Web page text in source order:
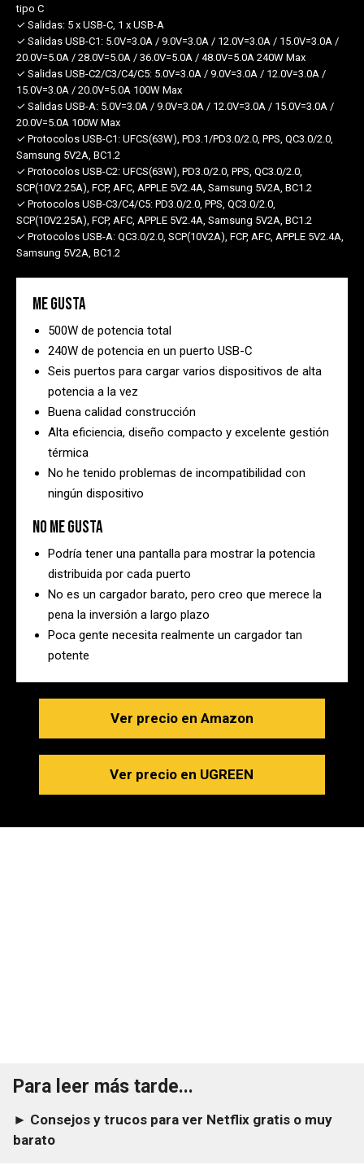
tipo C
✓ Salidas: 5 x USB-C, 1 x USB-A
✓ Salidas USB-C1: 5.0V=3.0A / 9.0V=3.0A / 12.0V=3.0A / 15.0V=3.0A /
20.0V=5.0A / 28.0V=5.0A / 36.0V=5.0A / 48.0V=5.0A 240W Max
✓ Salidas USB-C2/C3/C4/C5: 5.0V=3.0A / 9.0V=3.0A / 12.0V=3.0A /
15.0V=3.0A / 20.0V=5.0A 100W Max
✓ Salidas USB-A: 5.0V=3.0A / 9.0V=3.0A / 12.0V=3.0A / 15.0V=3.0A /
20.0V=5.0A 100W Max
✓ Protocolos USB-C1: UFCS(63W), PD3.1/PD3.0/2.0, PPS, QC3.0/2.0,
Samsung 5V2A, BC1.2
✓ Protocolos USB-C2: UFCS(63W), PD3.0/2.0, PPS, QC3.0/2.0,
SCP(10V2.25A), FCP, AFC, APPLE 5V2.4A, Samsung 5V2A, BC1.2
✓ Protocolos USB-C3/C4/C5: PD3.0/2.0, PPS, QC3.0/2.0,
SCP(10V2.25A), FCP, AFC, APPLE 5V2.4A, Samsung 5V2A, BC1.2
✓ Protocolos USB-A: QC3.0/2.0, SCP(10V2A), FCP, AFC, APPLE 5V2.4A,
Samsung 5V2A, BC1.2
Me gusta
500W de potencia total
240W de potencia en un puerto USB-C
Seis puertos para cargar varios dispositivos de alta
potencia a la vez
Buena calidad construcción
Alta eficiencia, diseño compacto y excelente gestión
térmica
No he tenido problemas de incompatibilidad con
ningún dispositivo
No me gusta
Podría tener una pantalla para mostrar la potencia
distribuida por cada puerto
No es un cargador barato, pero creo que merece la
pena la inversión a largo plazo
Poca gente necesita realmente un cargador tan
potente
Ver precio en Amazon
Ver precio en UGREEN
Para leer más tarde...
► Consejos y trucos para ver Netflix gratis o muy
barato